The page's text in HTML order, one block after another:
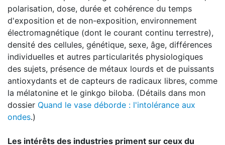
polarisation, dose, durée et cohérence du temps
d'exposition et de non-exposition, environnement
électromagnétique (dont le courant continu terrestre),
densité des cellules, génétique, sexe, âge, différences
individuelles et autres particularités physiologiques
des sujets, présence de métaux lourds et de puissants
antioxydants et de capteurs de radicaux libres, comme
la mélatonine et le ginkgo biloba. (Détails dans mon
dossier Quand le vase déborde : l'intolérance aux
ondes.)
Les intérêts des industries priment sur ceux du